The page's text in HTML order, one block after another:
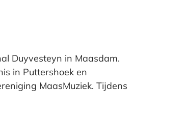
Duyvesteyn in Maasdam.
in Puttershoek en
MaasMuziek. Tijdens